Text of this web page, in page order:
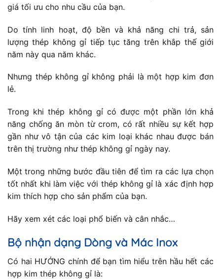
giá tối ưu cho nhu cầu của bạn.
Do tính linh hoạt, độ bền và khả năng chi trả, sản
lượng thép không gỉ tiếp tục tăng trên khắp thế giới
năm này qua năm khác.
Nhưng thép không gỉ không phải là một hợp kim đơn
lẻ.
Trong khi thép không gỉ có được một phần lớn khả
năng chống ăn mòn từ crom, có rất nhiều sự kết hợp
gần như vô tận của các kim loại khác nhau được bán
trên thị trường như thép không gỉ ngày nay.
Một trong những bước đầu tiên để tìm ra các lựa chọn
tốt nhất khi làm việc với thép không gỉ là xác định hợp
kim thích hợp cho sản phẩm của bạn.
Hãy xem xét các loại phổ biến và cân nhắc…
Bộ nhận dạng Dòng và Mác Inox
Có hai HƯỚNG chính để bạn tìm hiểu trên hầu hết các
hợp kim thép không gỉ là: